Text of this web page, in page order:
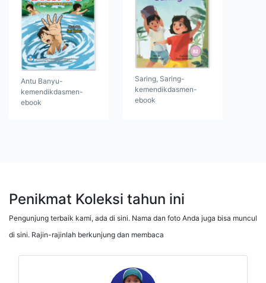
Antu Banyu-
kemendikdasmen-
ebook
Saring, Saring-
kemendikdasmen-
ebook
Penikmat Koleksi tahun ini
Pengunjung terbaik kami, ada di sini. Nama dan foto Anda juga bisa muncul
di sini. Rajin-rajinlah berkunjung dan membaca